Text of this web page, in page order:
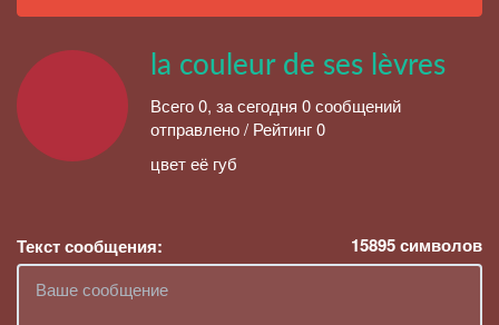
la couleur de ses lèvres
Всего 0, за сегодня 0 сообщений
отправлено / Рейтинг 0
цвет её губ
Текст сообщения: 15895символов